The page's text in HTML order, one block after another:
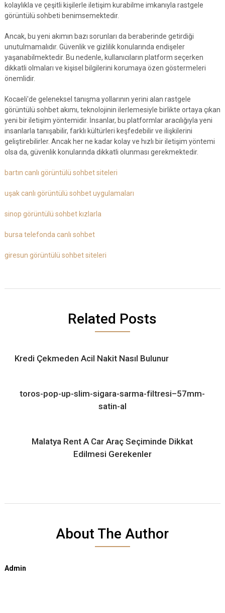
kolaylıkla ve çeşitli kişilerle iletişim kurabilme imkanıyla rastgele
görüntülü sohbeti benimsemektedir.
Ancak, bu yeni akımın bazı sorunları da beraberinde getirdiği
unutulmamalıdır. Güvenlik ve gizlilik konularında endişeler
yaşanabilmektedir. Bu nedenle, kullanıcıların platform seçerken
dikkatli olmaları ve kişisel bilgilerini korumaya özen göstermeleri
önemlidir.
Kocaeli'de geleneksel tanışma yollarının yerini alan rastgele
görüntülü sohbet akımı, teknolojinin ilerlemesiyle birlikte ortaya çıkan
yeni bir iletişim yöntemidir. İnsanlar, bu platformlar aracılığıyla yeni
insanlarla tanışabilir, farklı kültürleri keşfedebilir ve ilişkilerini
geliştirebilirler. Ancak her ne kadar kolay ve hızlı bir iletişim yöntemi
olsa da, güvenlik konularında dikkatli olunması gerekmektedir.
bartın canlı görüntülü sohbet siteleri
uşak canlı görüntülü sohbet uygulamaları
sinop görüntülü sohbet kızlarla
bursa telefonda canlı sohbet
giresun görüntülü sohbet siteleri
Related Posts
Kredi Çekmeden Acil Nakit Nasıl Bulunur
toros-pop-up-slim-sigara-sarma-filtresi–57mm-
satin-al
Malatya Rent A Car Araç Seçiminde Dikkat
Edilmesi Gerekenler
About The Author
Admin